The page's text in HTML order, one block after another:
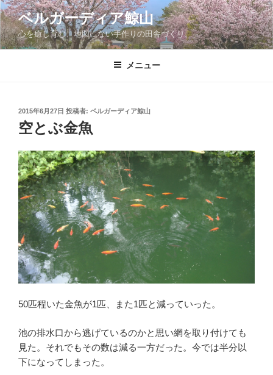
コ
ン
テ
ン
ベルガーディア鯨山
心を癒し育む、地図にない手作りの田舎づくり。
メニュー
投
稿
日:
2015年6月27日 投稿者: ベルガーディア鯨山
空とぶ金魚
50匹程いた金魚が1匹、また1匹と減っていった。
池の排水口から逃げているのかと思い網を取り付けても
見た。それでもその数は減る一方だった。今では半分以
下になってしまった。